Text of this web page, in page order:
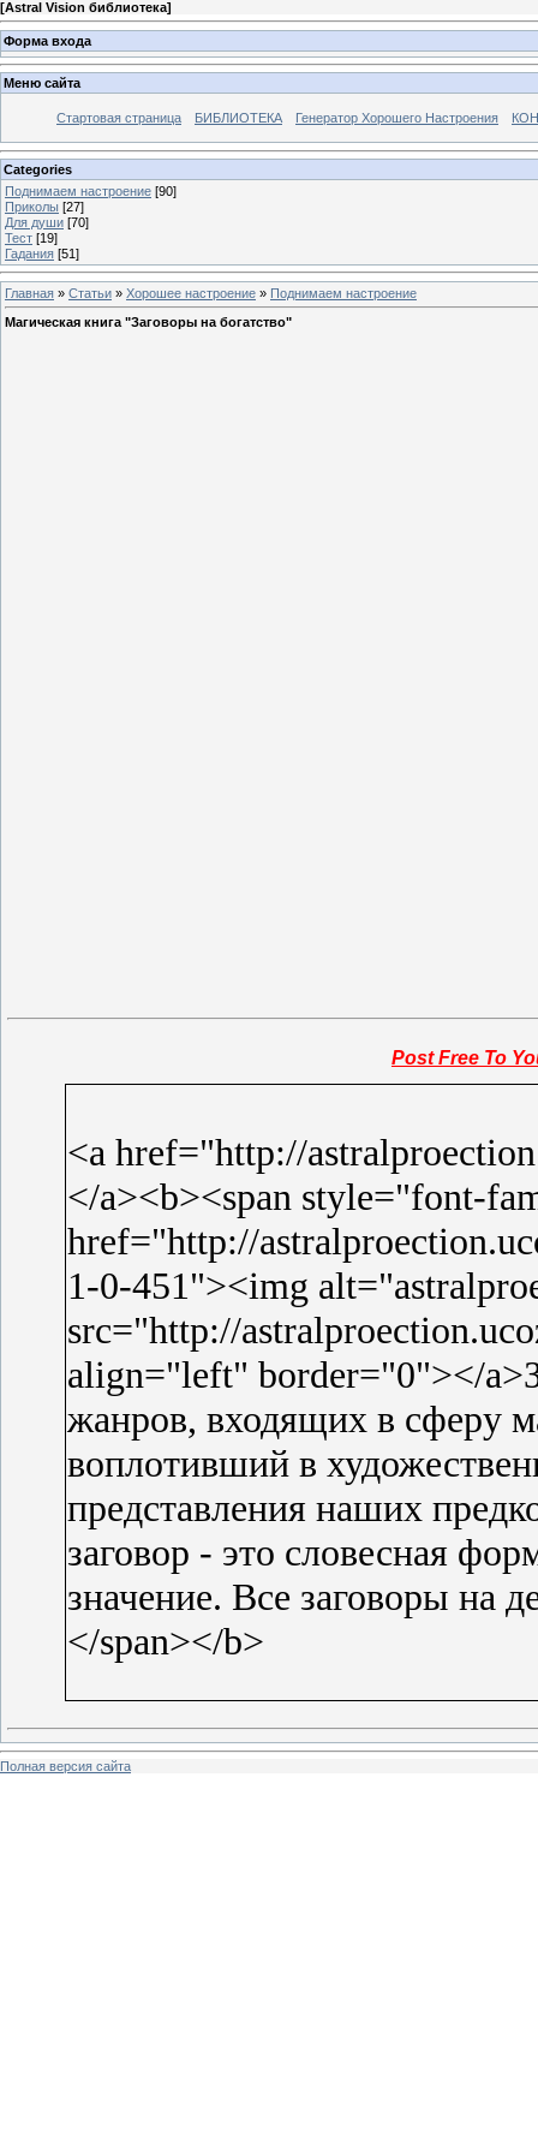
[Astral Vision библиотека]
Форма входа
Меню сайта
Стартовая страница БИБЛИОТЕКА Генератор Хорошего Настроения
Categories
Поднимаем настроение [90]
Приколы [27]
Для души [70]
Тест [19]
Гадания [51]
Главная » Статьи » Хорошее настроение » Поднимаем настроение
Магическая книга "Заговоры на богатство"
Post Free To
<a href="http://
</a><b><span style="font-
href="http://
1-0-451"><img
src="http://
align="left" border="0"></
жанров, входящих в сферу
воплотивший в
представления наших
заговор - это словесная
значение. Все заговоры на
</span></b>
Полная версия сайта